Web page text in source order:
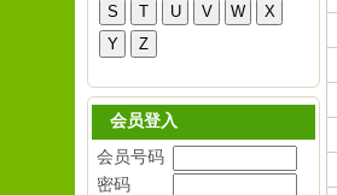
会员登入
会员号码
密码